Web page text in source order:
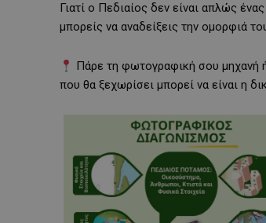
Γιατί ο Πεδιαίος δεν είναι απλώς
μπορείς να αναδείξεις την ομορφιά
Πάρε τη φωτογραφική σου μηχανή
που θα ξεχωρίσει μπορεί να είναι η